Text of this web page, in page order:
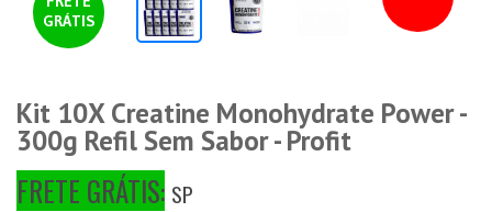
GRÁTIS
Kit 10X Creatine Monohydrate Power -
300g Refil Sem Sabor - Profit
FRETE GRÁTIS: SP